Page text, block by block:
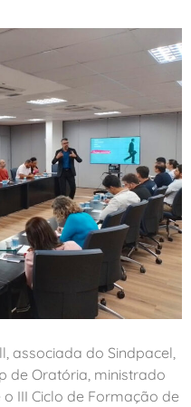
associada do Sindpacel,
de Oratória, ministrado
III Ciclo de Formação de